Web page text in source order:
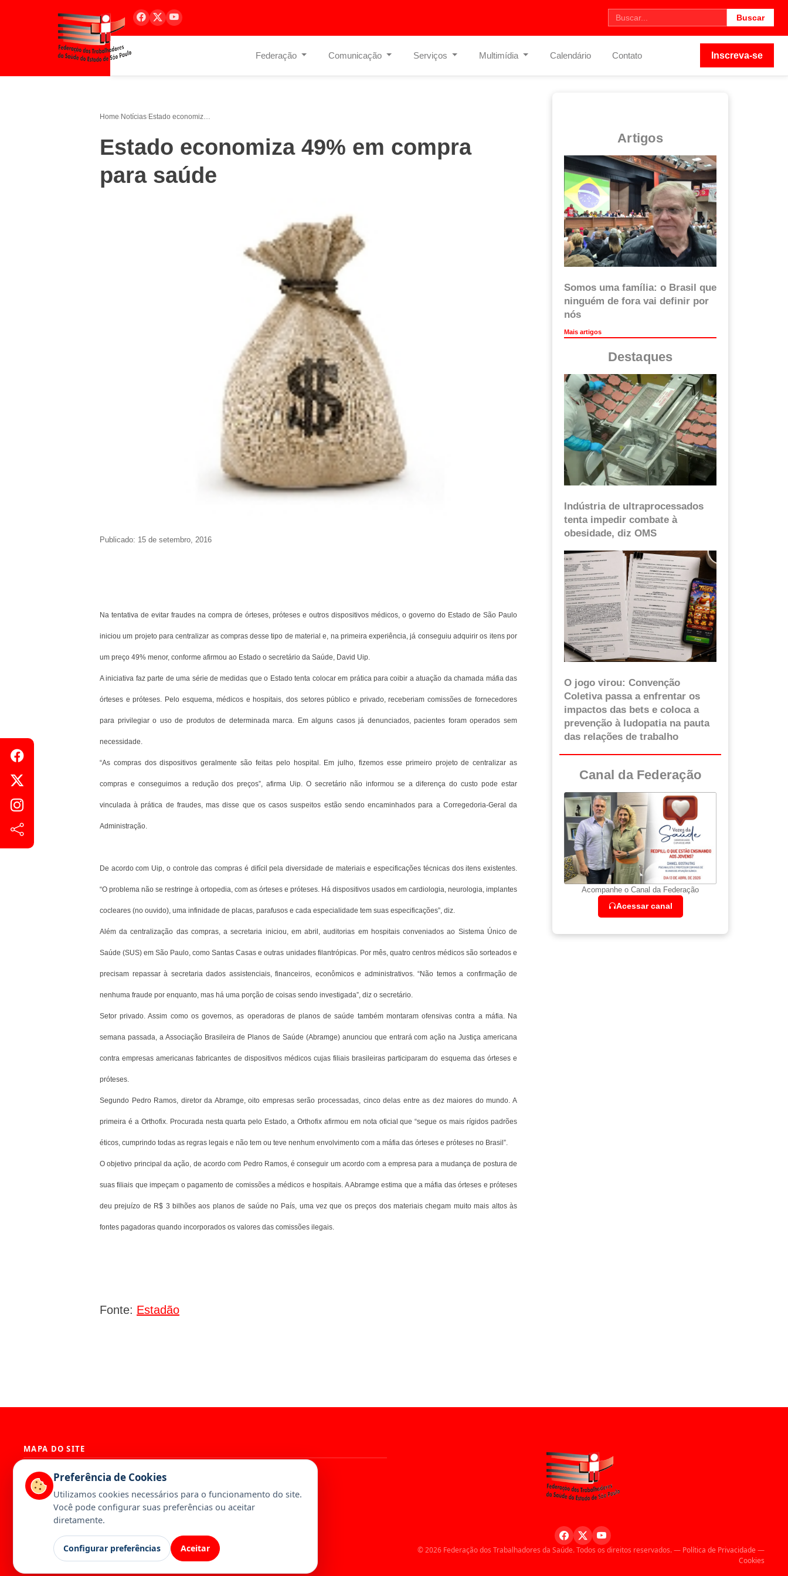
Buscar
Federação Comunicação Serviços Multimídia Calendário Contato Inscreva-se
Home/Notícias/ Estado economiza 49% em compra para saúde
Estado economiza 49% em compra
para saúde
Publicado: 15 de setembro, 2016
Na tentativa de evitar fraudes na compra de órteses, próteses e outros dispositivos médicos, o governo do Estado de São Paulo
iniciou um projeto para centralizar as compras desse tipo de material e, na primeira experiência, já conseguiu adquirir os itens por
um preço 49% menor, conforme afirmou ao Estado o secretário da Saúde, David Uip.
A iniciativa faz parte de uma série de medidas que o Estado tenta colocar em prática para coibir a atuação da chamada máfia das
órteses e próteses. Pelo esquema, médicos e hospitais, dos setores público e privado, receberiam comissões de fornecedores
para privilegiar o uso de produtos de determinada marca. Em alguns casos já denunciados, pacientes foram operados sem
necessidade.
“As compras dos dispositivos geralmente são feitas pelo hospital. Em julho, fizemos esse primeiro projeto de centralizar as
compras e conseguimos a redução dos preços”, afirma Uip. O secretário não informou se a diferença do custo pode estar
vinculada à prática de fraudes, mas disse que os casos suspeitos estão sendo encaminhados para a Corregedoria-Geral da
Administração.
De acordo com Uip, o controle das compras é difícil pela diversidade de materiais e especificações técnicas dos itens existentes.
“O problema não se restringe à ortopedia, com as órteses e próteses. Há dispositivos usados em cardiologia, neurologia, implantes
cocleares (no ouvido), uma infinidade de placas, parafusos e cada especialidade tem suas especificações”, diz.
Além da centralização das compras, a secretaria iniciou, em abril, auditorias em hospitais conveniados ao Sistema Único de
Saúde (SUS) em São Paulo, como Santas Casas e outras unidades filantrópicas. Por mês, quatro centros médicos são sorteados e
precisam repassar à secretaria dados assistenciais, financeiros, econômicos e administrativos. “Não temos a confirmação de
nenhuma fraude por enquanto, mas há uma porção de coisas sendo investigada”, diz o secretário.
Setor privado. Assim como os governos, as operadoras de planos de saúde também montaram ofensivas contra a máfia. Na
semana passada, a Associação Brasileira de Planos de Saúde (Abramge) anunciou que entrará com ação na Justiça americana
contra empresas americanas fabricantes de dispositivos médicos cujas filiais brasileiras participaram do esquema das órteses e
próteses.
Segundo Pedro Ramos, diretor da Abramge, oito empresas serão processadas, cinco delas entre as dez maiores do mundo. A
primeira é a Orthofix. Procurada nesta quarta pelo Estado, a Orthofix afirmou em nota oficial que “segue os mais rígidos padrões
éticos, cumprindo todas as regras legais e não tem ou teve nenhum envolvimento com a máfia das órteses e próteses no Brasil”.
O objetivo principal da ação, de acordo com Pedro Ramos, é conseguir um acordo com a empresa para a mudança de postura de
suas filiais que impeçam o pagamento de comissões a médicos e hospitais. A Abramge estima que a máfia das órteses e próteses
deu prejuízo de R$ 3 bilhões aos planos de saúde no País, uma vez que os preços dos materiais chegam muito mais altos às
fontes pagadoras quando incorporados os valores das comissões ilegais.
Fonte: Estadão
Artigos
Somos uma família: o Brasil que
ninguém de fora vai definir por
nós
Mais artigos
Destaques
Indústria de ultraprocessados
tenta impedir combate à
obesidade, diz OMS
O jogo virou: Convenção
Coletiva passa a enfrentar os
impactos das bets e coloca a
prevenção à ludopatia na pauta
das relações de trabalho
Canal da Federação
Acompanhe o Canal da Federação
Acessar canal
MAPA DO SITE
História
Diretoria
Estatuto
Canal da Federação
Calendário
Inscreva-se
© 2026 Federação dos Trabalhadores da Saúde. Todos os direitos reservados. — Política de Privacidade —
Cookies
Preferência de Cookies
Utilizamos cookies necessários para o funcionamento do site.
Você pode configurar suas preferências ou aceitar
diretamente.
Configurar preferências Aceitar